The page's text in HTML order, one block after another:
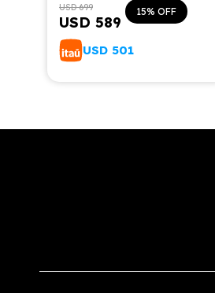
USD 589
USD 699 15
USD 501